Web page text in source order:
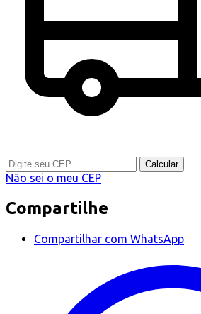
Calcular
Não sei o meu CEP
Compartilhe
Compartilhar com WhatsApp